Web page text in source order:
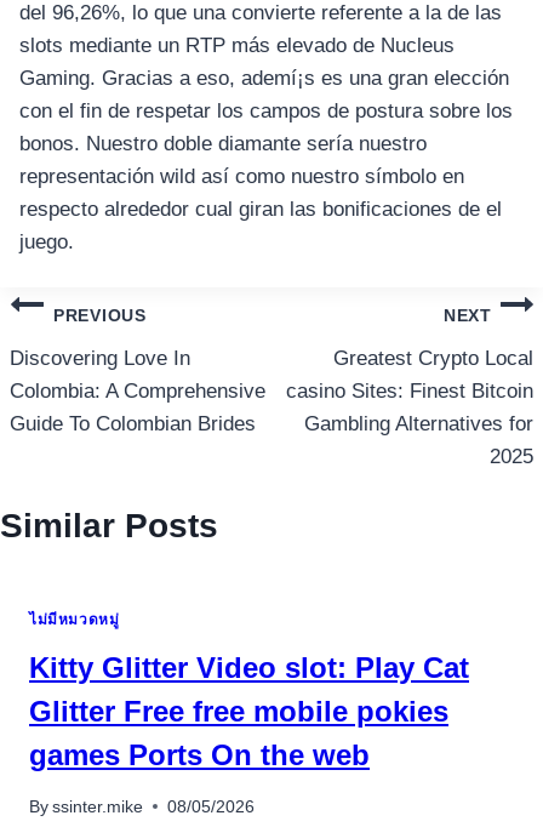
del 96,26%, lo que una convierte referente a la de las
slots mediante un RTP más elevado de Nucleus
Gaming. Gracias a eso, ademí¡s es una gran elección
con el fin de respetar los campos de postura sobre los
bonos. Nuestro doble diamante serí­a nuestro
representación wild así­ como nuestro símbolo en
respecto alrededor cual giran las bonificaciones de el
juego.
แนะแนว
เรื่อง
PREVIOUS
Discovering Love In
Colombia: A Comprehensive
Guide To Colombian Brides
NEXT
Greatest Crypto Local
casino Sites: Finest Bitcoin
Gambling Alternatives for
2025
Similar Posts
ไม่มีหมวดหมู่
Kitty Glitter Video slot: Play Cat
Glitter Free free mobile pokies
games Ports On the web
By ssinter.mike 08/05/2026